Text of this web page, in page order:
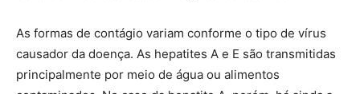
As formas de contágio variam conforme o tipo de vírus
causador da doença. As hepatites A e E são transmitidas
principalmente por meio de água ou alimentos